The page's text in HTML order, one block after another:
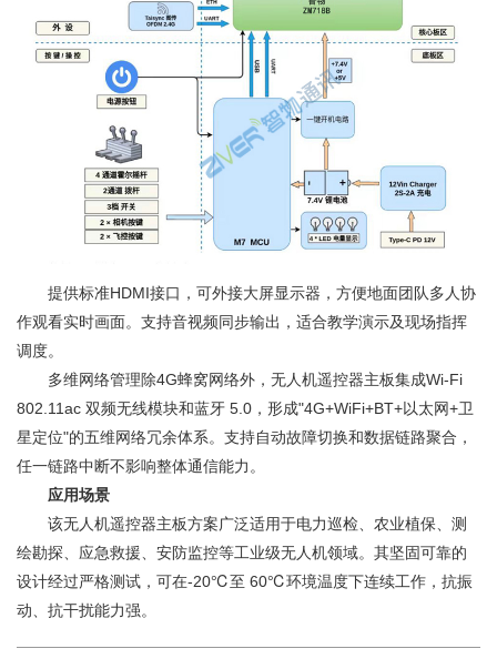
提供标准HDMI接口，可外接大屏显示器，方便地面团队多人协
作观看实时画面。支持音视频同步输出，适合教学演示及现场指挥
调度。
多维网络管理除4G蜂窝网络外，无人机遥控器主板集成Wi-Fi
802.11ac 双频无线模块和蓝牙 5.0，形成"4G+WiFi+BT+以太网+卫
星定位"的五维网络冗余体系。支持自动故障切换和数据链路聚合，
任一链路中断不影响整体通信能力。
应用场景
该无人机遥控器主板方案广泛适用于电力巡检、农业植保、测
绘勘探、应急救援、安防监控等工业级无人机领域。其坚固可靠的
设计经过严格测试，可在-20℃至 60℃环境温度下连续工作，抗振
动、抗干扰能力强。